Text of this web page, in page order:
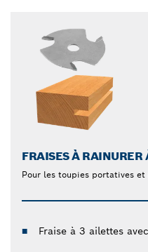
FRAISES À RAINURER
Pour les toupies portatives et
Fraise à 3 ailettes